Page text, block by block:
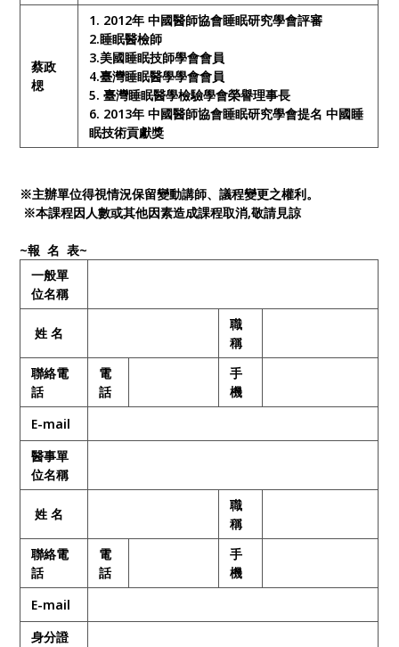
蔡政
楒
1. 2012年 中國醫師協會睡眠研究學會評審
2.睡眠醫檢師
3.美國睡眠技師學會會員
4.臺灣睡眠醫學學會會員
5.臺灣睡眠醫學檢驗學會榮譽理事長
6. 2013年 中國醫師協會睡眠研究學會提名 中國睡
眠技術貢獻獎
※主辦單位得視情況保留變動講師、議程變更之權利。
※本課程因人數或其他因素造成課程取消,敬請見諒
~報 名 表~
一般單
位名稱
姓 名
職
稱
聯絡電
話
電
話
手
機
E-mail
醫事單
位名稱
姓 名
職
稱
聯絡電
話
電
話
手
機
E-mail
身分證